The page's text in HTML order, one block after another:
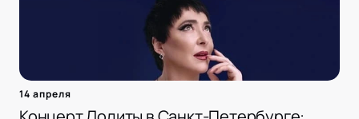
14 апреля